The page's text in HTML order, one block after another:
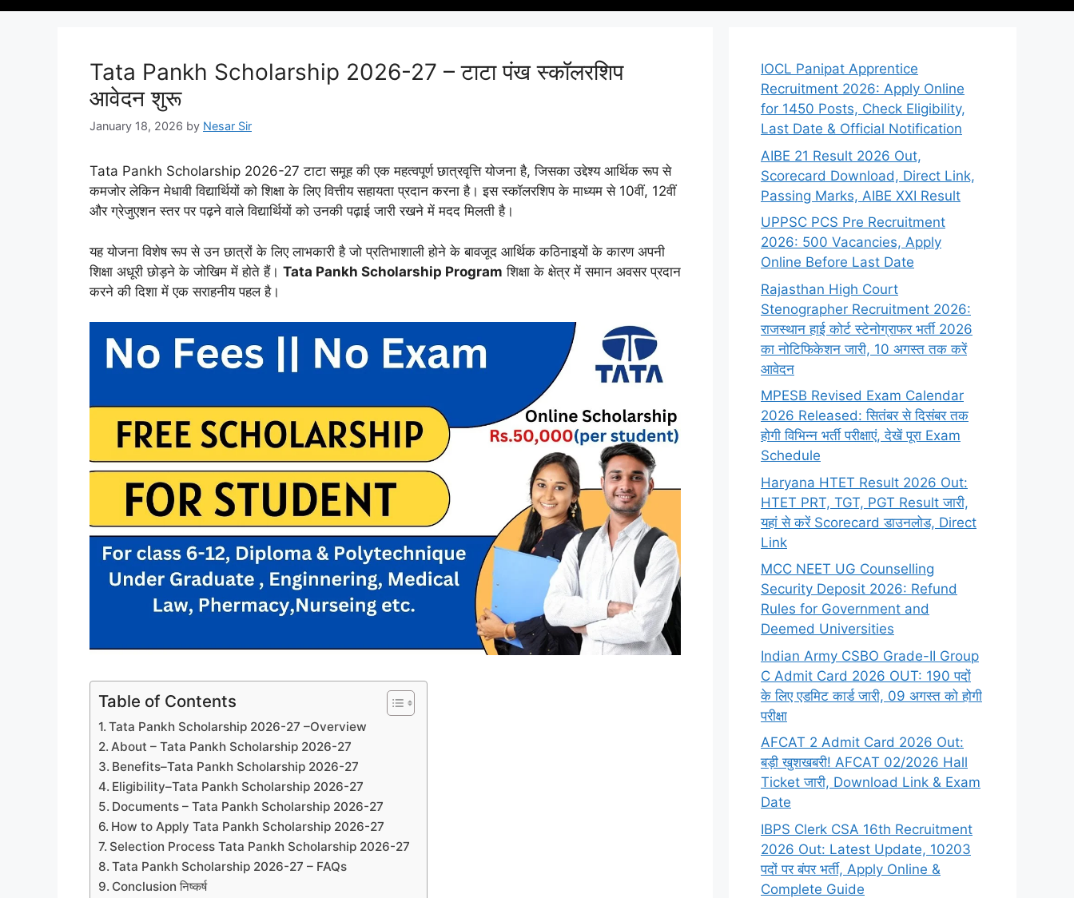
Tata Pankh Scholarship 2026-27 – टाटा पंख स्कॉलरशिप
आवेदन शुरू
January 18, 2026 by Nesar Sir
Tata Pankh Scholarship 2026-27 टाटा समूह की एक महत्वपूर्ण छात्रवृत्ति योजना है, जिसका उद्देश्य आर्थिक रूप से
कमजोर लेकिन मेधावी विद्यार्थियों को शिक्षा के लिए वित्तीय सहायता प्रदान करना है। इस स्कॉलरशिप के माध्यम से 10वीं, 12वीं
और ग्रेजुएशन स्तर पर पढ़ने वाले विद्यार्थियों को उनकी पढ़ाई जारी रखने में मदद मिलती है।
यह योजना विशेष रूप से उन छात्रों के लिए लाभकारी है जो प्रतिभाशाली होने के बावजूद आर्थिक कठिनाइयों के कारण अपनी
शिक्षा अधूरी छोड़ने के जोखिम में होते हैं। Tata Pankh Scholarship Program शिक्षा के क्षेत्र में समान अवसर प्रदान
करने की दिशा में एक सराहनीय पहल है।
Table of Contents
Tata Pankh Scholarship 2026-27 –Overview
About – Tata Pankh Scholarship 2026-27
Benefits–Tata Pankh Scholarship 2026-27
Eligibility–Tata Pankh Scholarship 2026-27
Documents – Tata Pankh Scholarship 2026-27
How to Apply Tata Pankh Scholarship 2026-27
Selection Process Tata Pankh Scholarship 2026-27
Tata Pankh Scholarship 2026-27 – FAQs
Conclusion निष्कर्ष
IOCL Panipat Apprentice
Recruitment 2026: Apply Online
for 1450 Posts, Check Eligibility,
Last Date & Official Notification
AIBE 21 Result 2026 Out,
Scorecard Download, Direct Link,
Passing Marks, AIBE XXI Result
UPPSC PCS Pre Recruitment
2026: 500 Vacancies, Apply
Online Before Last Date
Rajasthan High Court
Stenographer Recruitment 2026:
राजस्थान हाई कोर्ट स्टेनोग्राफर भर्ती 2026
का नोटिफिकेशन जारी, 10 अगस्त तक करें
आवेदन
MPESB Revised Exam Calendar
2026 Released: सितंबर से दिसंबर तक
होगी विभिन्न भर्ती परीक्षाएं, देखें पूरा Exam
Schedule
Haryana HTET Result 2026 Out:
HTET PRT, TGT, PGT Result जारी,
यहां से करें Scorecard डाउनलोड, Direct
Link
MCC NEET UG Counselling
Security Deposit 2026: Refund
Rules for Government and
Deemed Universities
Indian Army CSBO Grade-II Group
C Admit Card 2026 OUT: 190 पदों
के लिए एडमिट कार्ड जारी, 09 अगस्त को होगी
परीक्षा
AFCAT 2 Admit Card 2026 Out:
बड़ी खुशखबरी! AFCAT 02/2026 Hall
Ticket जारी, Download Link & Exam
Date
IBPS Clerk CSA 16th Recruitment
2026 Out: Latest Update, 10203
पदों पर बंपर भर्ती, Apply Online &
Complete Guide